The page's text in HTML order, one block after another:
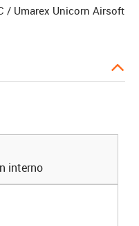
/ Umarex Unicorn Airsoft
interno